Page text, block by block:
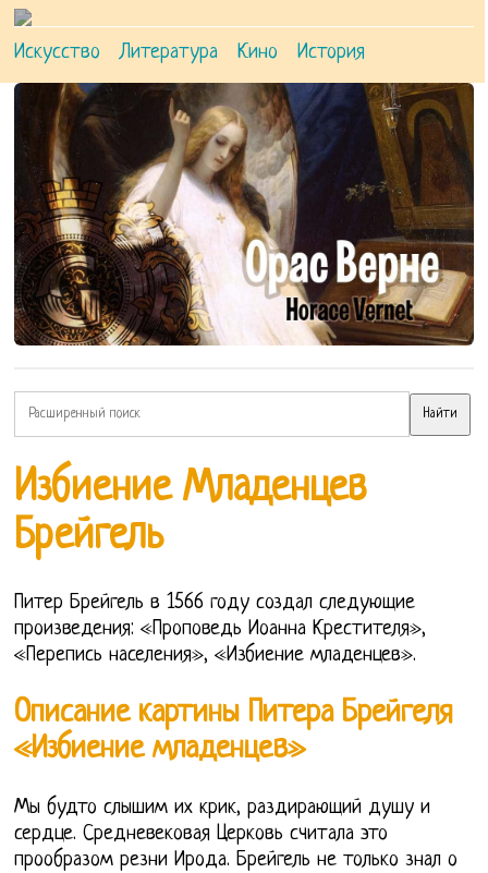
Искусство Литература Кино История
Избиение Младенцев
Брейгель
Питер Брейгель в 1566 году создал следующие
произведения: «Проповедь Иоанна Крестителя»,
«Перепись населения», «Избиение младенцев».
Описание картины Питера Брейгеля
«Избиение младенцев»
Мы будто слышим их крик, раздирающий душу и
сердце. Средневековая Церковь считала это
прообразом резни Ирода. Брейгель не только знал о